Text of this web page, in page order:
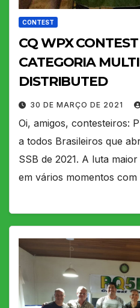
CONTEST
CQ WPX CONTEST
CATEGORIA
DISTRIBUTED
30 DE MARÇO DE 2021
Oi, amigos, contesteiros:
a todos Brasileiros que
SSB de 2021. A luta
em vários momentos